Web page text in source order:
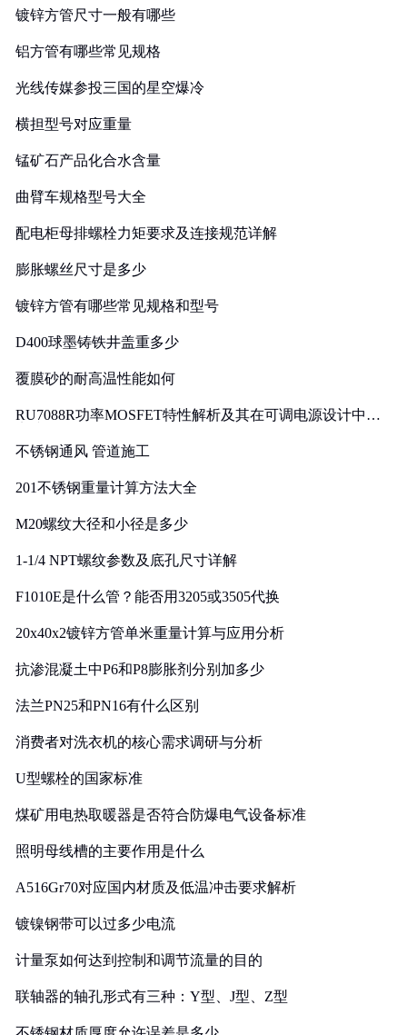
镀锌方管尺寸一般有哪些
铝方管有哪些常见规格
光线传媒参投三国的星空爆冷
横担型号对应重量
锰矿石产品化合水含量
曲臂车规格型号大全
配电柜母排螺栓力矩要求及连接规范详解
膨胀螺丝尺寸是多少
镀锌方管有哪些常见规格和型号
D400球墨铸铁井盖重多少
覆膜砂的耐高温性能如何
RU7088R功率MOSFET特性解析及其在可调电源设计中的
不锈钢通风 管道施工
201不锈钢重量计算方法大全
M20螺纹大径和小径是多少
1-1/4 NPT螺纹参数及底孔尺寸详解
F1010E是什么管？能否用3205或3505代换
20x40x2镀锌方管单米重量计算与应用分析
抗渗混凝土中P6和P8膨胀剂分别加多少
法兰PN25和PN16有什么区别
消费者对洗衣机的核心需求调研与分析
U型螺栓的国家标准
煤矿用电热取暖器是否符合防爆电气设备标准
照明母线槽的主要作用是什么
A516Gr70对应国内材质及低温冲击要求解析
镀镍钢带可以过多少电流
计量泵如何达到控制和调节流量的目的
联轴器的轴孔形式有三种：Y型、J型、Z型